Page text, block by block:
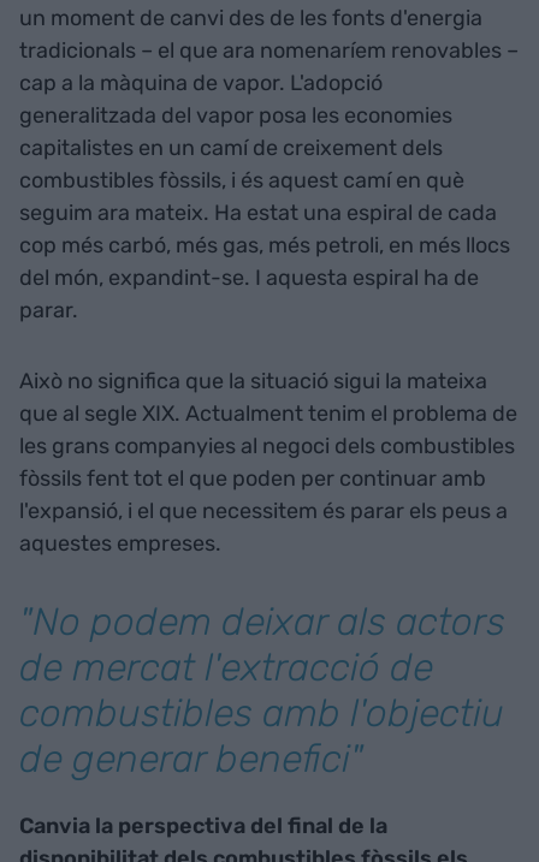
un moment de canvi des de les fonts d'energia
tradicionals – el que ara nomenaríem renovables –
cap a la màquina de vapor. L'adopció
generalitzada del vapor posa les economies
capitalistes en un camí de creixement dels
combustibles fòssils, i és aquest camí en què
seguim ara mateix. Ha estat una espiral de cada
cop més carbó, més gas, més petroli, en més llocs
del món, expandint-se. I aquesta espiral ha de
parar.
Això no significa que la situació sigui la mateixa
que al segle XIX. Actualment tenim el problema de
les grans companyies al negoci dels combustibles
fòssils fent tot el que poden per continuar amb
l'expansió, i el que necessitem és parar els peus a
aquestes empreses.
"No podem deixar als actors
de mercat l'extracció de
combustibles amb l'objectiu
de generar benefici"
Canvia la perspectiva del final de la